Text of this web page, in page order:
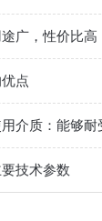
广，性价比
点
技术参数